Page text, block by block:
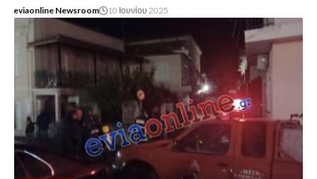
eviaonline Newsroom 10 Ιουνίου 2025